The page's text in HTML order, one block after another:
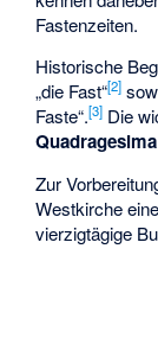
Fastenzeiten.
Historische
„die Fast“[2]
Faste“.[3] Die
Quadragesima
Zur
Westkirche
vierzigtägige